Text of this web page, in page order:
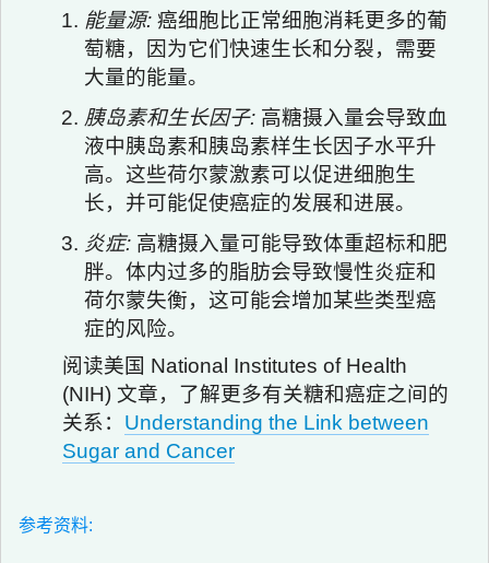
能量源: 癌细胞比正常细胞消耗更多的葡
萄糖，因为它们快速生长和分裂，需要
大量的能量。
胰岛素和生长因子: 高糖摄入量会导致血
液中胰岛素和胰岛素样生长因子水平升
高。这些荷尔蒙激素可以促进细胞生
长，并可能促使癌症的发展和进展。
炎症: 高糖摄入量可能导致体重超标和肥
胖。体内过多的脂肪会导致慢性炎症和
荷尔蒙失衡，这可能会增加某些类型癌
症的风险。
阅读美国 National Institutes of Health
(NIH) 文章，了解更多有关糖和癌症之间的
关系： Understanding the Link between
Sugar and Cancer
参考资料: